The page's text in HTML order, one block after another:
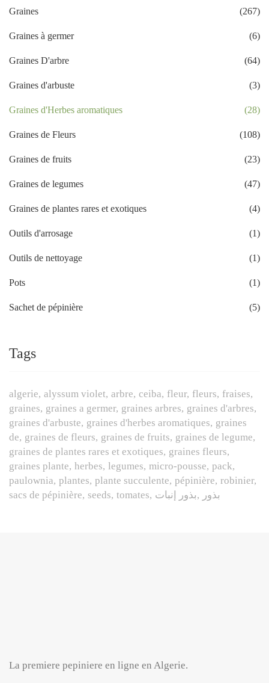
Graines (267)
Graines à germer (6)
Graines D'arbre (64)
Graines d'arbuste (3)
Graines d'Herbes aromatiques (28)
Graines de Fleurs (108)
Graines de fruits (23)
Graines de legumes (47)
Graines de plantes rares et exotiques (4)
Outils d'arrosage (1)
Outils de nettoyage (1)
Pots (1)
Sachet de pépinière (5)
Tags
algerie alyssum violet arbre ceiba fleur fleurs fraises
graines graines a germer graines arbres graines d'arbres
graines d'arbuste graines d'herbes aromatiques graines
de graines de fleurs graines de fruits graines de legume
graines de plantes rares et exotiques graines fleurs
graines plante herbes legumes micro-pousse pack
paulownia plantes plante succulente pépinière robinier
sacs de pépinière seeds tomates بذور بذور إنبات
La premiere pepiniere en ligne en Algerie.